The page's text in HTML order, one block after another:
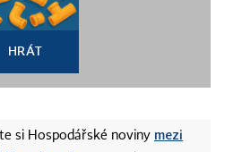
HRÁT
si Hospodářské noviny mezi